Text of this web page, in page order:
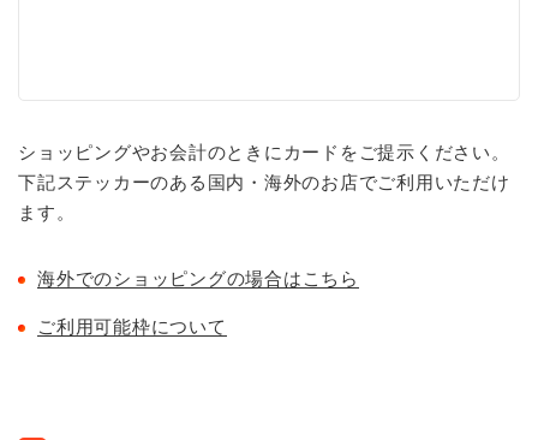
ショッピングやお会計のときにカードをご提示ください。
下記ステッカーのある国内・海外のお店でご利用いただけ
ます。
海外でのショッピングの場合はこちら
ご利用可能枠について